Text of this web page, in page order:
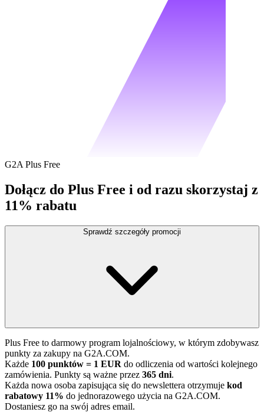
G2A Plus Free
Dołącz do Plus Free i od razu skorzystaj z
11% rabatu
Sprawdź szczegóły promocji
Plus Free to darmowy program lojalnościowy, w którym zdobywasz
punkty za zakupy na G2A.COM.
Każde 100 punktów = 1 EUR do odliczenia od wartości kolejnego
zamówienia. Punkty są ważne przez 365 dni.
Każda nowa osoba zapisująca się do newslettera otrzymuje kod
rabatowy 11% do jednorazowego użycia na G2A.COM.
Dostaniesz go na swój adres email.